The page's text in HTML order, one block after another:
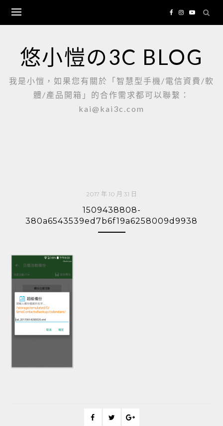
content
悠小愷の3C BLOG
我是小愷，如果您有關於「智慧型手機/電信資費/軟
體/產品開箱」的合作需求都可以聯繫：
kai@kai3c.com
2017 年 10 月 31 日
1509438808-
380a6543539ed7b6f19a6258009d9938